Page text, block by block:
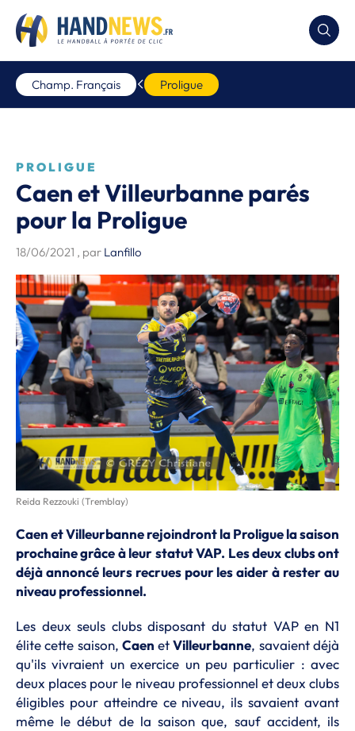
Champ. Français Proligue
PROLIGUE
Caen et Villeurbanne parés
pour la Proligue
18/06/2021 , par Lanfillo
Reida Rezzouki (Tremblay)
Caen et Villeurbanne rejoindront la Proligue la saison
prochaine grâce à leur statut VAP. Les deux clubs ont
déjà annoncé leurs recrues pour les aider à rester au
niveau professionnel.
Les deux seuls clubs disposant du statut VAP en N1
élite cette saison, Caen etVilleurbanne, savaient déjà
qu'ils vivraient un exercice un peu particulier : avec
deux places pour le niveau professionnel et deux clubs
éligibles pour atteindre ce niveau, ils savaient avant
même le début de la saison que, sauf accident, ils